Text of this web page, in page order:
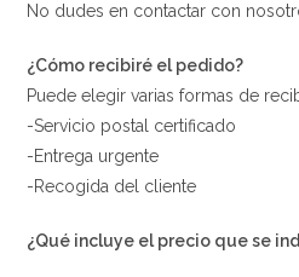
No dudes en contactar con
¿Cómo recibiré el pedido?
Puede elegir varias formas de
-Servicio postal certificado
-Entrega urgente
-Recogida del cliente
¿Qué incluye el precio que se